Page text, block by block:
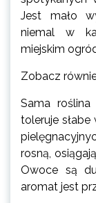
Jest mało
niemal w
miejskim
Zobacz
Sama
toleruje
rosną,
Owoce są
aromat jest